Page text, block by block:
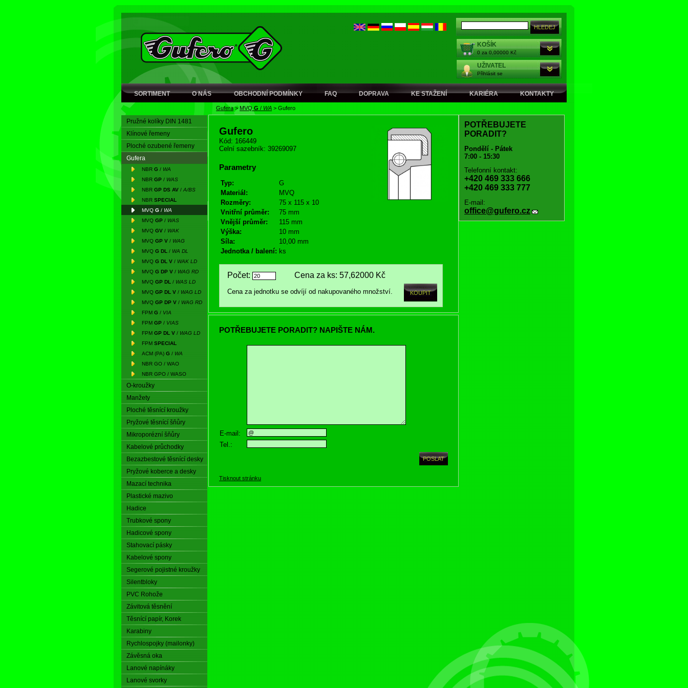
KOŠÍK
0 za 0,00000 Kč
UŽIVATEL
Přihlásit se
SORTIMENT O NÁS OBCHODNÍ PODMÍNKY FAQ DOPRAVA KE STAŽENÍ KARIÉRA KONTAKTY
Gufera> MVQG / WA > Gufero
Pružné kolíky DIN 1481
Klínové řemeny
Ploché ozubené řemeny
Gufera
NBR G / WA
NBR GP / WAS
NBR GP DS AV / A/BS
NBR SPECIAL
MVQ G / WA
MVQ GP / WAS
MVQ GV / WAK
MVQ GP V / WAG
MVQ G DL / WA DL
MVQ G DL V / WAK LD
MVQ G DP V / WAG RD
MVQ GP DL / WAS LD
MVQ GP DL V / WAG LD
MVQ GP DP V / WAG RD
FPM G / VIA
FPM GP / VIAS
FPM GP DL V / WAG LD
FPM SPECIAL
ACM (PA) G / WA
NBR GO / WAO
NBR GPO / WASO
O-kroužky
Manžety
Ploché těsnící kroužky
Pryžové těsnící šňůry
Mikroporézní šňůry
Kabelové průchodky
Bezazbestové těsnící desky
Pryžové koberce a desky
Mazací technika
Plastické mazivo
Hadice
Trubkové spony
Hadicové spony
Stahovací pásky
Kabelové spony
Segerové pojistné kroužky
Silentbloky
PVC Rohože
Závitová těsnění
Těsnící papír, Korek
Karabiny
Rychlospojky (mailonky)
Závěsná oka
Lanové napínáky
Lanové svorky
Gufero
Kód: 166449
Celní sazebník: 39269097
Parametry
Typ:
G
Materiál:
MVQ
Rozměry:
75 x 115 x 10
Vnitřní průměr:
75 mm
Vnější průměr:
115 mm
Výška:
10 mm
Síla:
10,00 mm
Jednotka / balení: ks
Počet: Cena za ks: 57,62000 Kč
Cena za jednotku se odvíjí od nakupovaného množství.
POTŘEBUJETE PORADIT? NAPIŠTE NÁM.
E-mail:
Tel.:
Tisknout stránku
POTŘEBUJETE
PORADIT?
Pondělí - Pátek
7:00 - 15:30
Telefonní kontakt:
+420 469 333 666
+420 469 333 777
E-mail:
office@gufero.cz